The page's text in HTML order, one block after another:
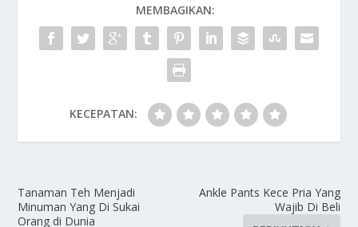
MEMBAGIKAN:
KECEPATAN:
Tanaman Teh Menjadi
Minuman Yang Di Sukai
Orang di Dunia
Ankle Pants Kece Pria Yang
Wajib Di Beli